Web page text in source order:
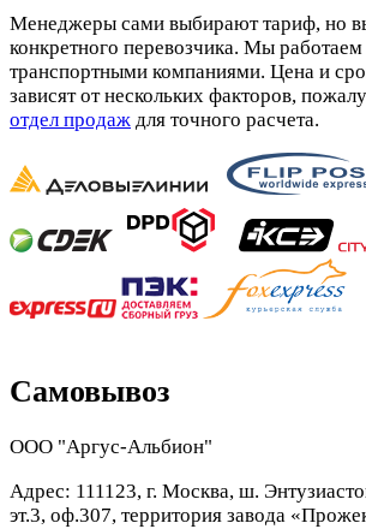
Менеджеры сами выбирают тариф, но
конкретного перевозчика. Мы
транспортными компаниями. Цена и
зависят от нескольких факторов,
отдел продаж для точного расчета.
Самовывоз
ООО "Аргус-Альбион"
Адрес: 111123, г. Москва, ш.
эт.3, оф.307, территория завода